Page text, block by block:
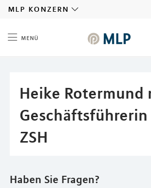
mlp konzern
menü
ad hoc
Heike Rotermund
ZSH
Haben Sie Fragen?